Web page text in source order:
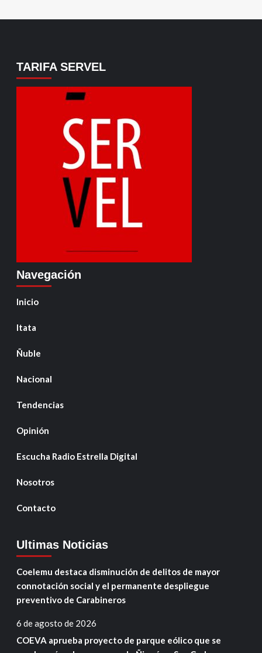
TARIFA SERVEL
Navegación
Inicio
Itata
Ñuble
Nacional
Tendencias
Opinión
Escucha Radio Estrella Digital
Nosotros
Contacto
Ultimas Noticias
Coelemu destaca disminución de delitos de mayor
connotación social y el permanente despliegue
preventivo de Carabineros
6 de agosto de 2026
COEVA aprueba proyecto de parque eólico que se